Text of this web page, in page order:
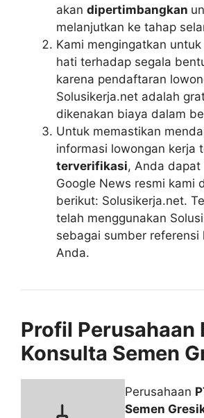
akan dipertimbangkan
melanjutkan ke tahap
Kami mengingatkan
hati terhadap segala
karena pendaftaran
Solusikerja.net adalah
dikenakan biaya dalam
Untuk memastikan
informasi lowongan kerja
terverifikasi, Anda dapat
Google News resmi kami
berikut: Solusikerja.net.
telah menggunakan
sebagai sumber referensi
Anda.
Profil Perusahaan
Konsulta Semen
Perusahaan
Semen